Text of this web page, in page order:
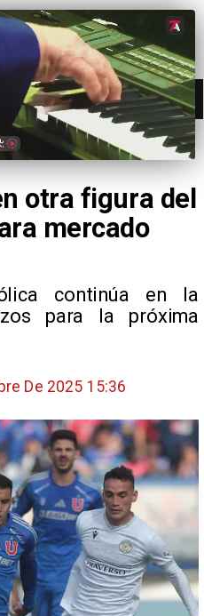
DEPORTES
otra figura del
mercado
continúa en la
para la próxima
De 2025 15:36